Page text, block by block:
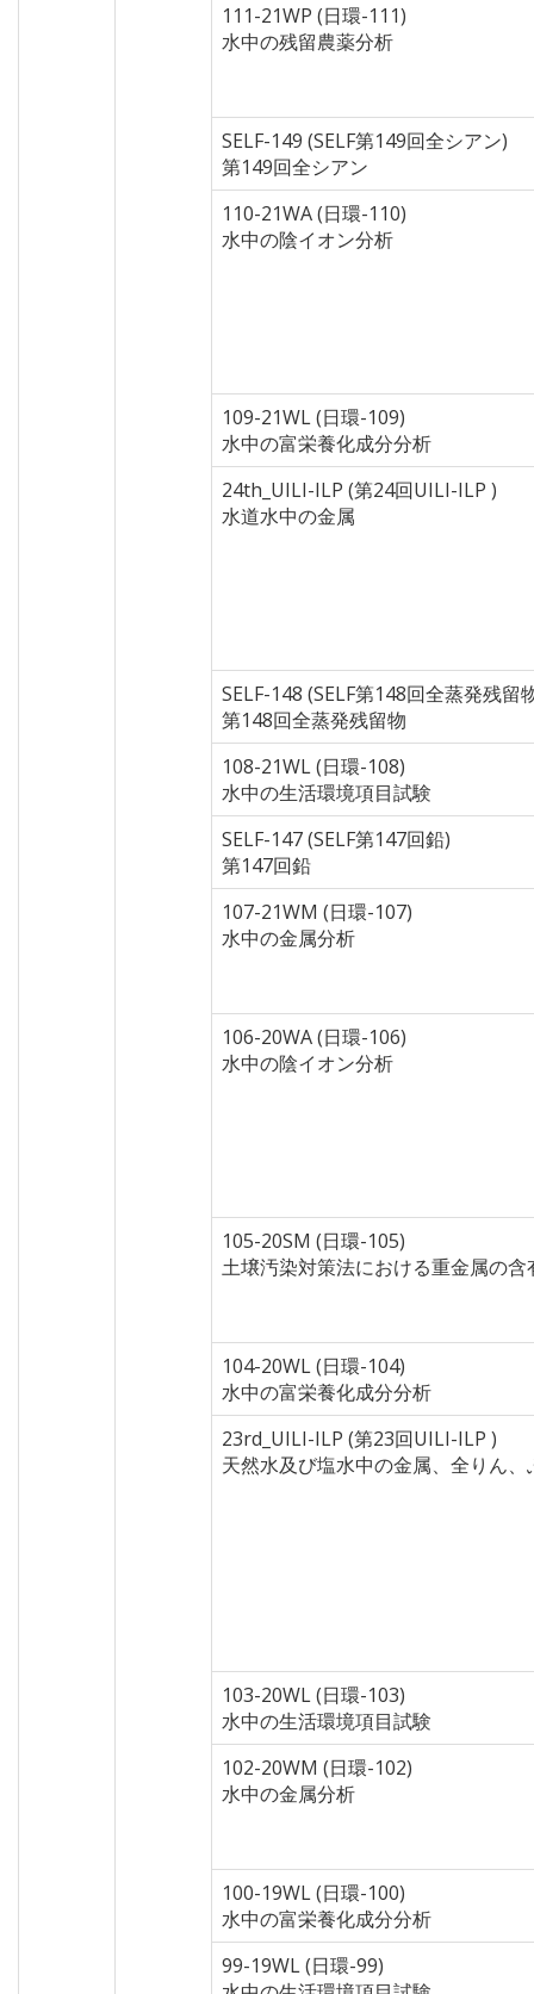
111-21WP (日環-111)
水中の残留農薬分析
SELF-149 (SELF第149回全シアン)
第149回全シアン
110-21WA (日環-110)
水中の陰イオン分析
109-21WL (日環-109)
水中の富栄養化成分分析
24th_UILI-ILP (第24回UILI-ILP )
水道水中の金属
SELF-148 (SELF第148回全蒸発残留
第148回全蒸発残留物
108-21WL (日環-108)
水中の生活環境項目試験
SELF-147 (SELF第147回鉛)
第147回鉛
107-21WM (日環-107)
水中の金属分析
106-20WA (日環-106)
水中の陰イオン分析
105-20SM (日環-105)
土壌汚染対策法における重金属の含
104-20WL (日環-104)
水中の富栄養化成分分析
23rd_UILI-ILP (第23回UILI-ILP )
天然水及び塩水中の金属、全りん
103-20WL (日環-103)
水中の生活環境項目試験
102-20WM (日環-102)
水中の金属分析
100-19WL (日環-100)
水中の富栄養化成分分析
99-19WL (日環-99)